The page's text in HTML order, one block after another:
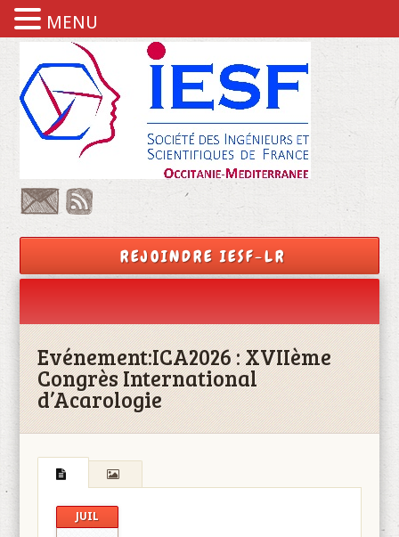
REJOINDRE IESF-LR
Evénement:ICA2026 : XVIIème
Congrès International
d’Acarologie
JUIL
MENU